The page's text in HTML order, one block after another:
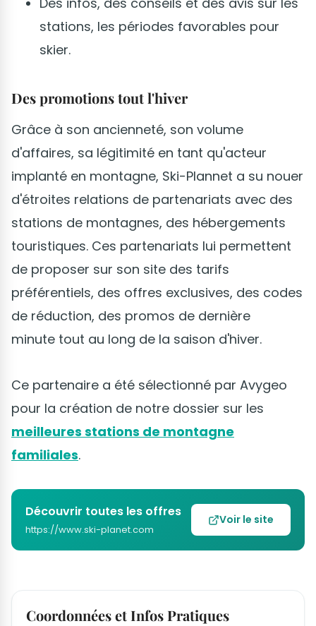
stations, les périodes favorables pour
skier.
Des promotions tout l'hiver
Grâce à son ancienneté, son volume
d'affaires, sa légitimité en tant qu'acteur
implanté en montagne, Ski-Plannet a su nouer
d'étroites relations de partenariats avec des
stations de montagnes, des hébergements
touristiques. Ces partenariats lui permettent
de proposer sur son site des tarifs
préférentiels, des offres exclusives, des codes
de réduction, des promos de dernière
minute tout au long de la saison d'hiver.
Ce partenaire a été sélectionné par Avygeo
pour la création de notre dossier sur les
meilleures stations de montagne
familiales.
Découvrir toutes les offres
https://www.ski-planet.com
Voir le site
Coordonnées et Infos Pratiques